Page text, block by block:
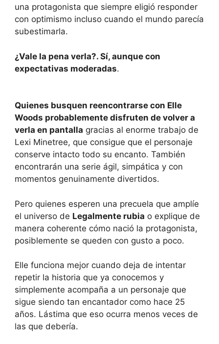
una protagonista que siempre eligió responder
con optimismo incluso cuando el mundo parecía
subestimarla.
¿Vale la pena verla?. Sí, aunque con
expectativas moderadas.
Quienes busquen reencontrarse con Elle
Woods probablemente disfruten de volver a
verla en pantalla gracias al enorme trabajo de
Lexi Minetree, que consigue que el personaje
conserve intacto todo su encanto. También
encontrarán una serie ágil, simpática y con
momentos genuinamente divertidos.
Pero quienes esperen una precuela que amplíe
el universo de Legalmente rubia o explique de
manera coherente cómo nació la protagonista,
posiblemente se queden con gusto a poco.
Elle funciona mejor cuando deja de intentar
repetir la historia que ya conocemos y
simplemente acompaña a un personaje que
sigue siendo tan encantador como hace 25
años. Lástima que eso ocurra menos veces de
las que debería.